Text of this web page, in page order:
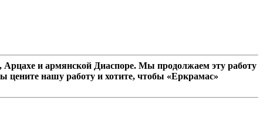
и армянской Диаспоре. Мы продолжаем эту работу
цените нашу работу и хотите, чтобы «Еркрамас»